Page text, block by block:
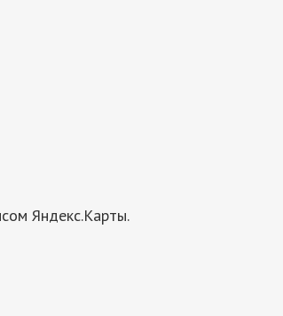
Яндекс.Карты.